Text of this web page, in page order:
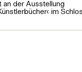
an der Ausstellung
im